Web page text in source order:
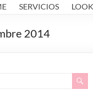
ARTIST
SERVICIOS
2014